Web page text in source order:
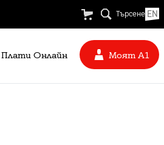
Търсене EN
Плати Oнлайн Моят А1